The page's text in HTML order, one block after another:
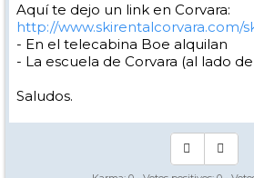
Aquí te dejo un link en Corvara:
http://www.skirentalcorvara.com/
- En el telecabina Boe alquilan
- La escuela de Corvara (al lado
Saludos.